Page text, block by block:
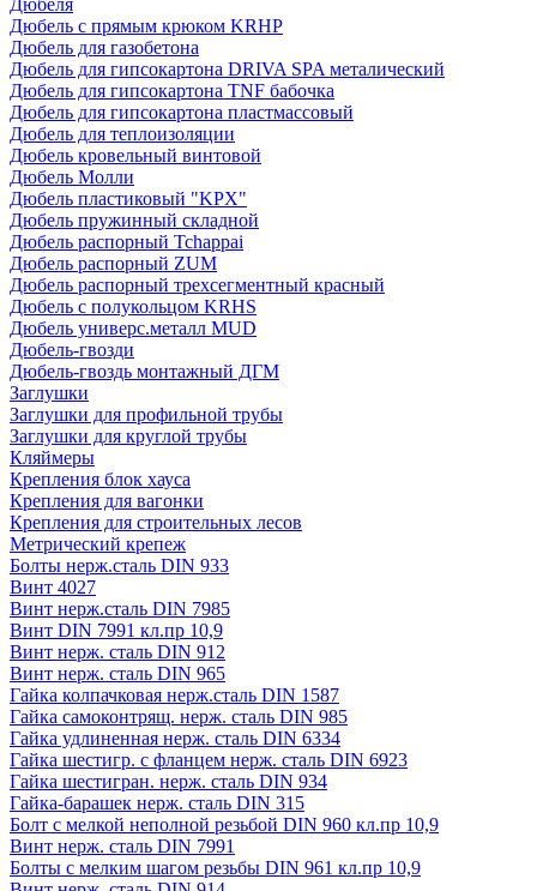
Дюбеля
Дюбель с прямым крюком KRHP
Дюбель для газобетона
Дюбель для гипсокартона DRIVA SPA металический
Дюбель для гипсокартона TNF бабочка
Дюбель для гипсокартона пластмассовый
Дюбель для теплоизоляции
Дюбель кровельный винтовой
Дюбель Молли
Дюбель пластиковый "KPX"
Дюбель пружинный складной
Дюбель распорный Tchappai
Дюбель распорный ZUM
Дюбель распорный трехсегментный красный
Дюбель с полукольцом KRHS
Дюбель универс.металл MUD
Дюбель-гвозди
Дюбель-гвоздь монтажный ДГМ
Заглушки
Заглушки для профильной трубы
Заглушки для круглой трубы
Кляймеры
Крепления блок хауса
Крепления для вагонки
Крепления для строительных лесов
Метрический крепеж
Болты нерж.сталь DIN 933
Винт 4027
Винт нерж.сталь DIN 7985
Винт DIN 7991 кл.пр 10,9
Винт нерж. сталь DIN 912
Винт нерж. сталь DIN 965
Гайка колпачковая нерж.сталь DIN 1587
Гайка самоконтрящ. нерж. сталь DIN 985
Гайка удлиненная нерж. сталь DIN 6334
Гайка шестигр. с фланцем нерж. сталь DIN 6923
Гайка шестигран. нерж. сталь DIN 934
Гайка-барашек нерж. сталь DIN 315
Болт с мелкой неполной резьбой DIN 960 кл.пр 10,9
Винт нерж. сталь DIN 7991
Болты с мелким шагом резьбы DIN 961 кл.пр 10,9